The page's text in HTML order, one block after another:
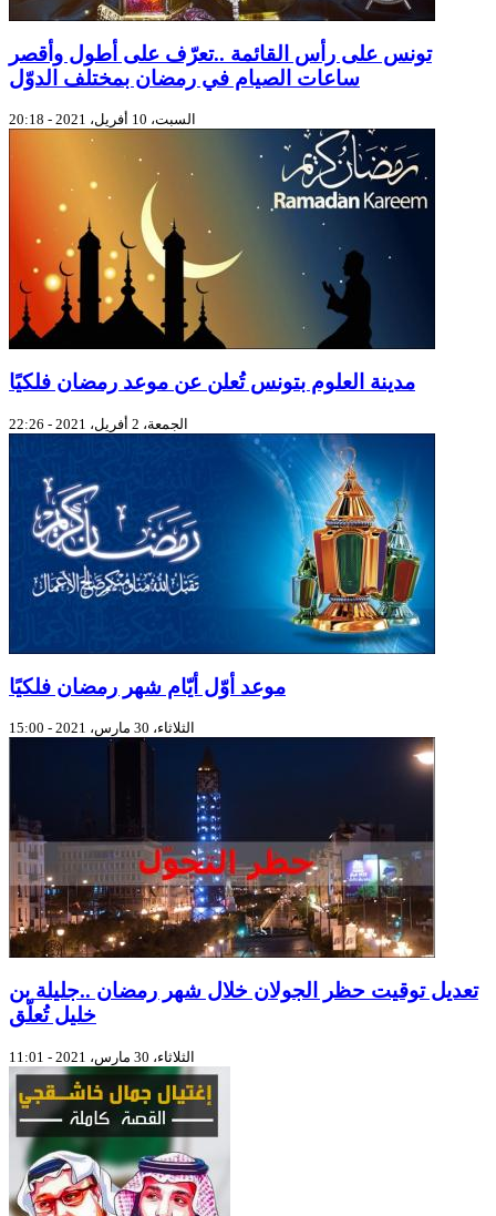
تونس على رأس القائمة ..تعرّف على أطول وأقصر
ساعات الصيام في رمضان بمختلف الدوّل
السبت، 10 أفريل، 2021 - 20:18
مدينة العلوم بتونس تُعلن عن موعد رمضان فلكيًا
الجمعة، 2 أفريل، 2021 - 22:26
موعد أوّل أيّام شهر رمضان فلكيًا
الثلاثاء، 30 مارس، 2021 - 15:00
تعديل توقيت حظر الجولان خلال شهر رمضان ..جليلة بن
خليل تُعلّق
الثلاثاء، 30 مارس، 2021 - 11:01